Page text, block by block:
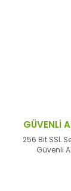
Ürün
Bu ürüne
GÜVENLİ
256 Bit SSL
Güvenli